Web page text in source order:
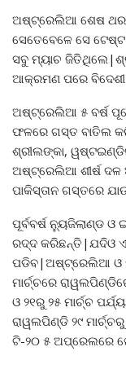
ଅଷ୍ଟ୍ରେଲିଆ ଶେଷ ଥର
ସେତେବେଳେ ସେ
ସବୁ ମ୍ୟାଚ
ଆକ୍ରମଣ ପରେ ବିଦେଶୀ
ଅଷ୍ଟ୍ରେଲିଆ ୫ ବର୍ଷ
ଫଳରେ ଗସ୍ତ ବାତିଲ
ଶ୍ରୀଲଙ୍କା,
ଅଷ୍ଟ୍ରେଲିଆ ଶୀର୍ଷ ଦଳ
ପାକିସ୍ତାନ ଗସ୍ତରେ
ପୂର୍ବବର୍ଷ ନ୍ୟୁଜିଲାଣ୍ଡ
ରଦ୍ଦ କରିଛନ୍ତି|ଯଦିଓ
ପଡିବ|ଅଷ୍ଟ୍ରେଲିଆ ଓ
ମାର୍ଚ୍ଚରେ
ଓ ୨୧ରୁ ୨୫ ମାର୍ଚ୍ଚ
ରାୱଲପିଣ୍ଡି ୨୯
ଟି-୨୦ ୫ ଅପ୍ରେଲରେ